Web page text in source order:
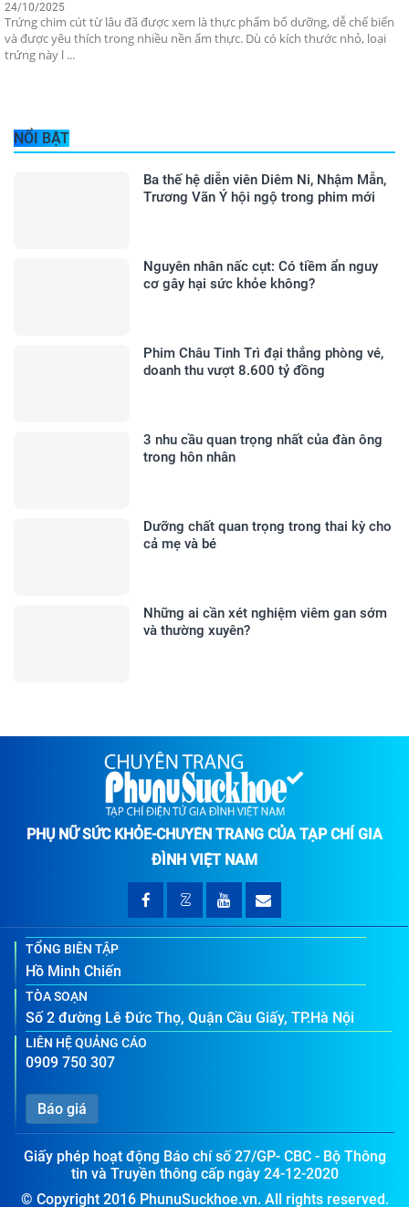
24/10/2025
Trứng chim cút từ lâu đã được xem là thực phẩm bổ dưỡng, dễ chế biến
và được yêu thích trong nhiều nền ẩm thực. Dù có kích thước nhỏ, loại
trứng này l ...
NỔI BẬT
Ba thế hệ diễn viên Diêm Ni, Nhậm Mẫn,
Trương Vãn Ý hội ngộ trong phim mới
Nguyên nhân nấc cụt: Có tiềm ẩn nguy
cơ gây hại sức khỏe không?
Phim Châu Tinh Trì đại thắng phòng vé,
doanh thu vượt 8.600 tỷ đồng
3 nhu cầu quan trọng nhất của đàn ông
trong hôn nhân
Dưỡng chất quan trọng trong thai kỳ cho
cả mẹ và bé
Những ai cần xét nghiệm viêm gan sớm
và thường xuyên?
PHỤ NỮ SỨC KHỎE-CHUYÊN TRANG CỦA TẠP CHÍ GIA
ĐÌNH VIỆT NAM
TỔNG BIÊN TẬP
Hồ Minh Chiến
TÒA SOẠN
Số 2 đường Lê Đức Thọ, Quận Cầu Giấy, TP.Hà Nội
LIÊN HỆ QUẢNG CÁO
0909 750 307
Báo giá
Giấy phép hoạt động Báo chí số 27/GP- CBC - Bộ Thông
tin và Truyền thông cấp ngày 24-12-2020
© Copyright 2016 PhunuSuckhoe.vn. All rights reserved.